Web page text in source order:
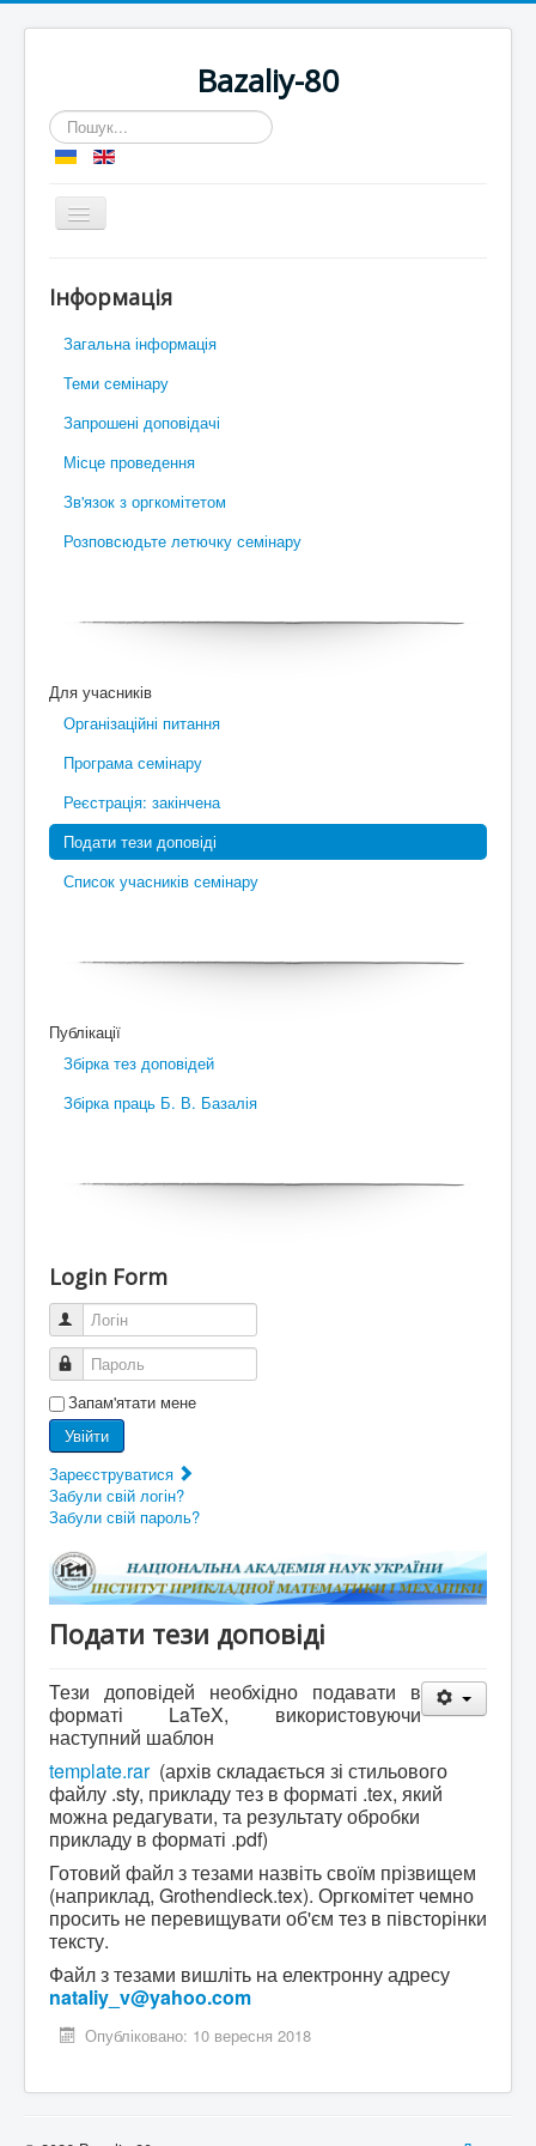
Bazaliy-80
Пошук...
Перемикач
навігації
Ви тут:
Головна
«Сучасний аналіз та нелінійні
крайові задачі»
Семінар присвячений пам'яті Б. В.
Базалія (1938-2012)
Iнформація
Загальна інформація
Теми семінару
Запрошені доповідачі
Місце проведення
Зв'язок з оргкомітетом
Розповсюдьте летючку семінару
Для учасників
Організаційні питання
Програма семінару
Реєстрація: закінчена
Подати тези доповіді
Список учасників семінару
Публікації
Збірка тез доповідей
Збірка праць Б. В. Базалія
Login Form
Логін
Пароль
Запам'ятати мене
Увійти
Зареєструватися
Забули свій логін?
Забули свій пароль?
Подати тези доповіді
Тези доповідей необхідно подавати в
форматі LaTeX, використовуючи
наступний шаблон
template.rar(архів складається зі стильового
файлу .sty, прикладу тез в форматі .tex, який
можна редагувати, та результату обробки
прикладу в форматі .pdf)
Готовий файл з тезами назвіть своїм прізвищем
(наприклад, Grothendieck.tex). Оргкомітет чемно
просить не перевищувати об'єм тез в півсторінки
тексту.
Файл з тезами вишліть на електронну адресу
nataliy_v@yahoo.com
Опубліковано: 10 вересня 2018